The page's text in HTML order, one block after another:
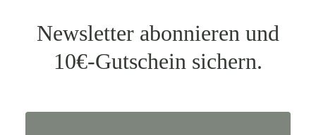
Newsletter abonnieren und
10€-Gutschein sichern.